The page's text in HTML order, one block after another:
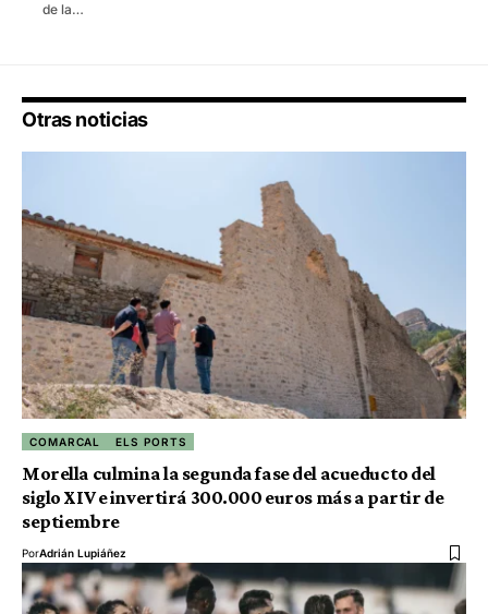
de la…
Otras noticias
COMARCAL ELS PORTS
Morella culmina la segunda fase del acueducto del
siglo XIV e invertirá 300.000 euros más a partir de
septiembre
PorAdrián Lupiáñez